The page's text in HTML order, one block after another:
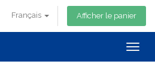
Français Afficher le panier